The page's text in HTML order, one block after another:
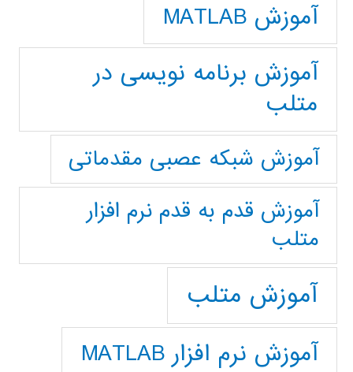
آموزش MATLAB
آموزش برنامه نویسی در
متلب
آموزش شبکه عصبی مقدماتی
آموزش قدم به قدم نرم افزار
متلب
آموزش متلب
آموزش نرم افزار MATLAB